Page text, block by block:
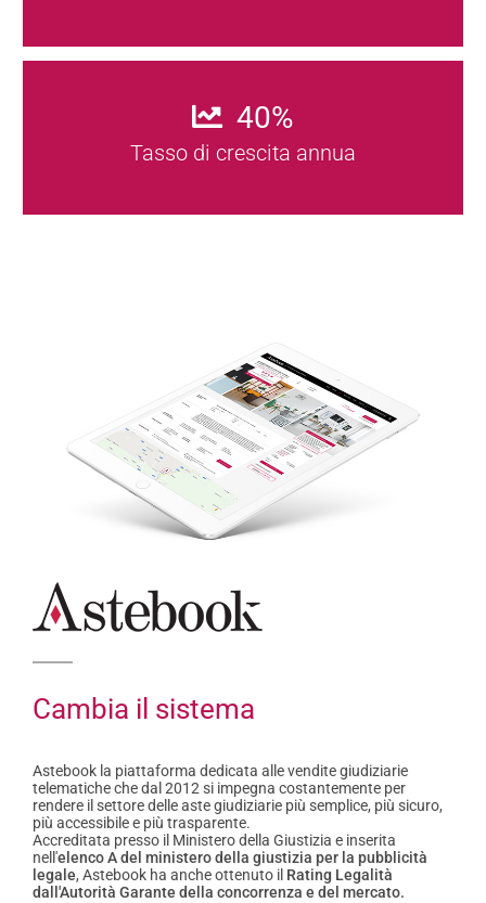
40%
Tasso di crescita annua
Cambia il sistema
Astebook la piattaforma dedicata alle vendite giudiziarie
telematiche che dal 2012 si impegna costantemente per
rendere il settore delle aste giudiziarie più semplice, più sicuro,
più accessibile e più trasparente.
Accreditata presso il Ministero della Giustizia e inserita
nell'elenco A del ministero della giustizia per la pubblicità
legale, Astebook ha anche ottenuto il Rating Legalità
dall'Autorità Garante della concorrenza e del mercato.